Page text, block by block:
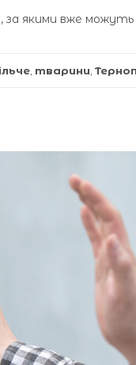
за якими вже можуть
тварини